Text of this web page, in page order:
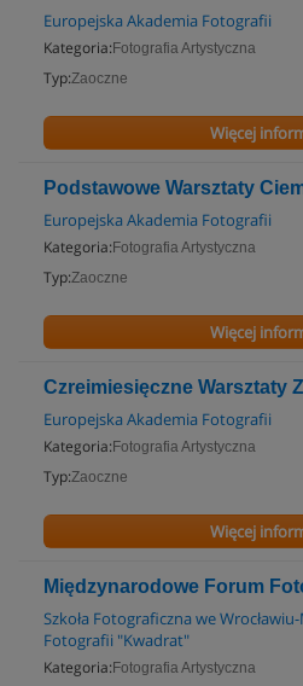
Europejska Akademia Fotografii
Kategoria: Fotografia Artystyczna
Typ:Zaoczne
Więcej
Podstawowe Warsztaty
Europejska Akademia Fotografii
Kategoria: Fotografia Artystyczna
Typ:Zaoczne
Więcej
Czreimiesięczne Warsztaty
Europejska Akademia Fotografii
Kategoria: Fotografia Artystyczna
Typ:Zaoczne
Więcej
Międzynarodowe Forum
Szkoła Fotograficzna we
Fotografii "Kwadrat"
Kategoria: Fotografia Artystyczna